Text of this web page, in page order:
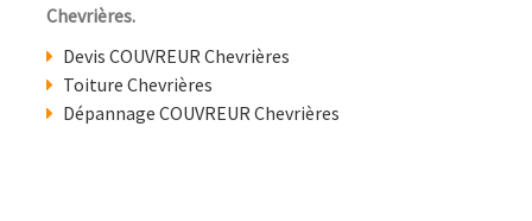
Chevrières.
Devis COUVREUR Chevrières
Toiture Chevrières
Dépannage COUVREUR Chevrières